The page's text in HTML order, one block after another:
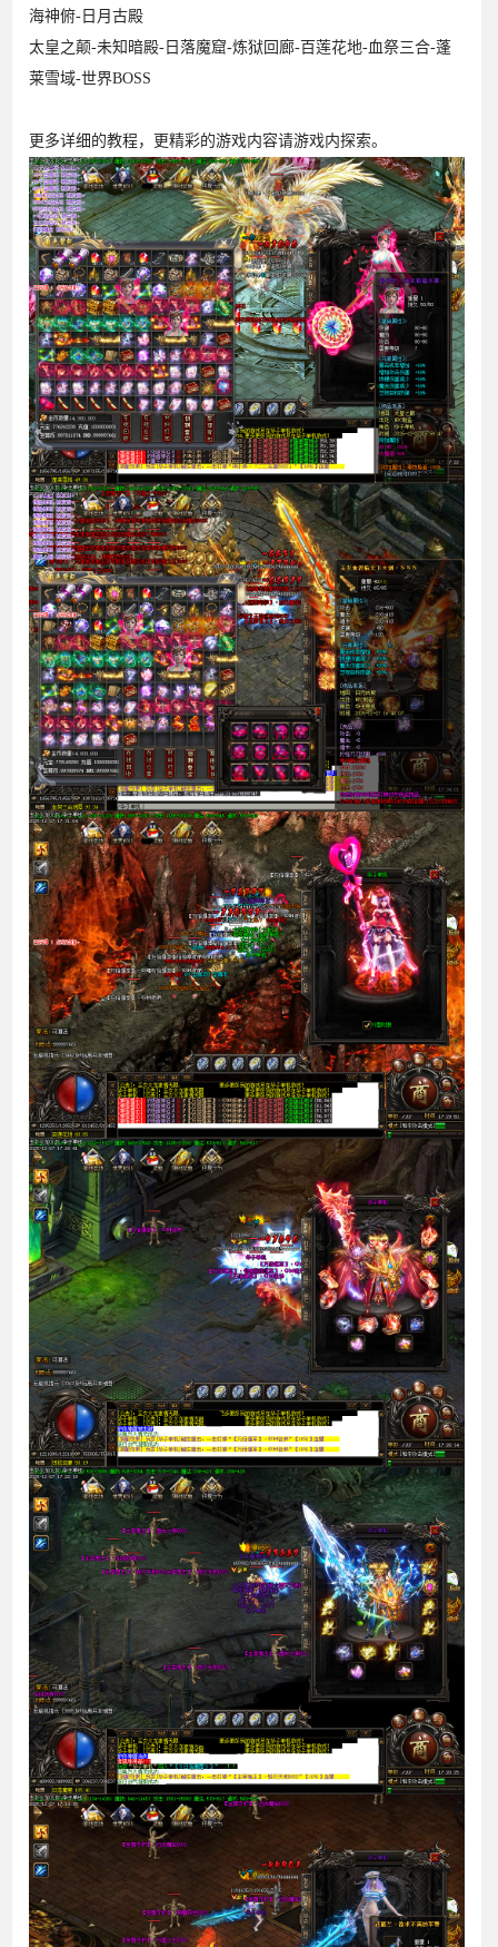
海神俯-日月古殿
太皇之颠-未知暗殿-日落魔窟-炼狱回廊-百莲花地-血祭三合-蓬
莱雪域-世界BOSS
更多详细的教程，更精彩的游戏内容请游戏内探索。